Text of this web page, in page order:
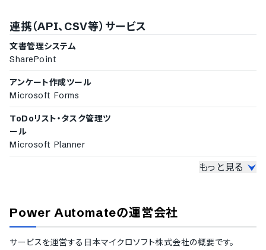
ユーザーのアクセスログ管理機能
ロボットのリリース管理機能
その他の機能
シナリオのライブラリ共有機能
稼働状況や操作ログのレポート機能
紙面情報のPDFデータへの変換機能
CAD操作への対応
連携（API、CSV等）サービス
文書管理システム
SharePoint
アンケート作成ツール
Microsoft Forms
ToDoリスト・タスク管理ツ
ール
Microsoft Planner
Outlook
もっと見る
Power Automateの運営会社
サービスを運営する 日本マイクロソフト株式会社の概要です。